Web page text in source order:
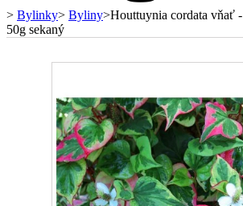
> Bylinky> Byliny>Houttuynia cordata vňať
50g sekaný